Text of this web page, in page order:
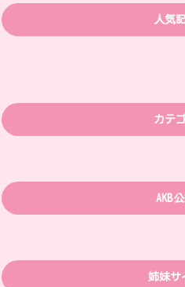
人気
カテ
AKB
姉妹サ